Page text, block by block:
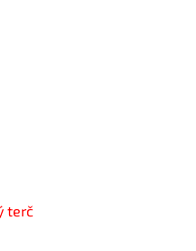
terč